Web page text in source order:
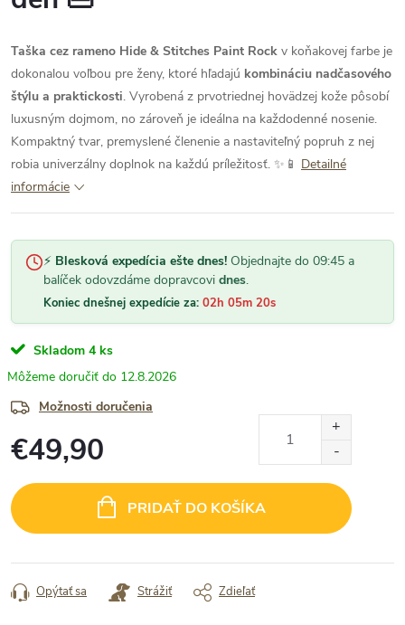
Taška cez rameno Hide & Stitches Paint Rock v koňakovej farbe je
dokonalou voľbou pre ženy, ktoré hľadajú kombináciu nadčasového
štýlu a praktickosti. Vyrobená z prvotriednej hovädzej kože pôsobí
luxusným dojmom, no zároveň je ideálna na každodenné nosenie.
Kompaktný tvar, premyslené členenie a nastaviteľný popruh z nej
robia univerzálny doplnok na každú príležitosť. ✨📱 Detailné
informácie
⚡ Blesková expedícia ešte dnes! Objednajte do 09:45 a
balíček odovzdáme dopravcovi dnes.
Koniec dnešnej expedície za: 02h 05m 20s
Skladom 4 ks
12.8.2026
Možnosti doručenia
€49,90
cena:
PRIDAŤ DO KOŠÍKA
Opýtať sa Strážiť Zdieľať